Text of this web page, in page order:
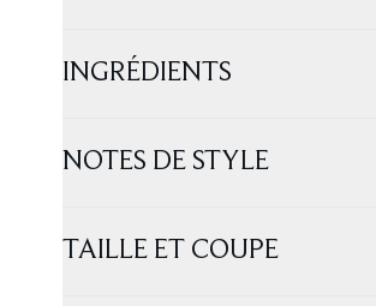
INGRÉDIENTS
NOTES DE STYLE
TAILLE ET COUPE